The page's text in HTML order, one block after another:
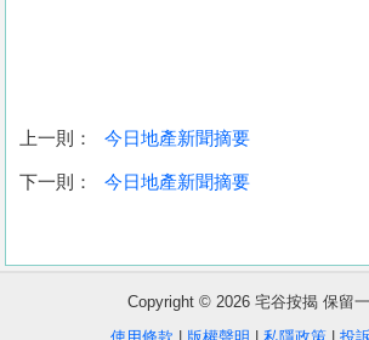
收
盤
上一則： 今日地產新聞摘要
下一則： 今日地產新聞摘要
Copyright © 2026 宅谷按揭 保留